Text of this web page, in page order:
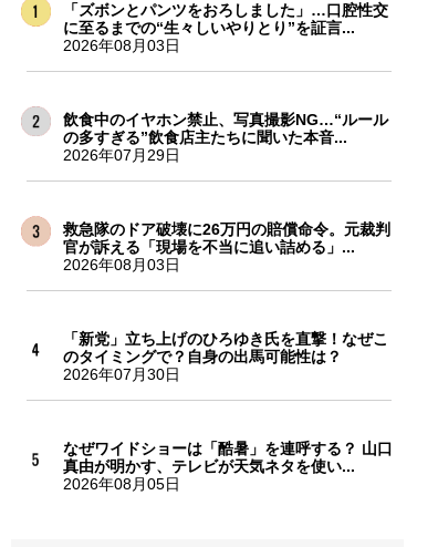
「ズボンとパンツをおろしました」…口腔性交
に至るまでの“生々しいやりとり”を証言...
2026年08月03日
飲食中のイヤホン禁止、写真撮影NG…“ルール
の多すぎる”飲食店主たちに聞いた本音...
2026年07月29日
救急隊のドア破壊に26万円の賠償命令。元裁判
官が訴える「現場を不当に追い詰める」...
2026年08月03日
「新党」立ち上げのひろゆき氏を直撃！なぜこ
のタイミングで？自身の出馬可能性は？
2026年07月30日
なぜワイドショーは「酷暑」を連呼する？ 山口
真由が明かす、テレビが天気ネタを使い...
2026年08月05日